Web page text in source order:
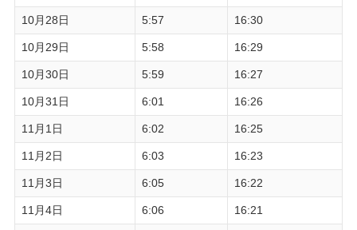
10月28日 5:57 16:30
10月29日 5:58 16:29
10月30日 5:59 16:27
10月31日 6:01 16:26
11月1日 6:02 16:25
11月2日 6:03 16:23
11月3日 6:05 16:22
11月4日 6:06 16:21